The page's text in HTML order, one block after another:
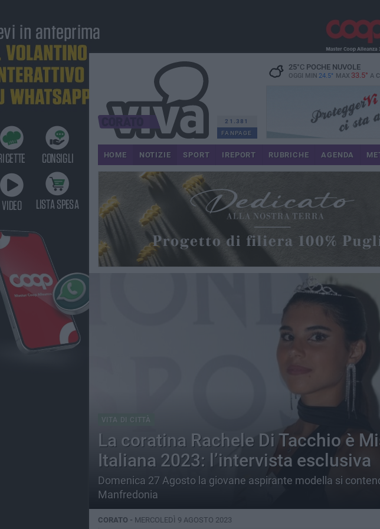
21.381
FANPAGE
25°CPOCHE NUVOLE
OGGI MIN 24.5° MAX 33.5° A
HOME NOTIZIE SPORT IREPORT RUBRICHE AGENDA
VITA DI CITTÀ
La coratina Rachele Di Tacchio è
Italiana 2023: l’intervista esclusiva
Domenica 27 Agosto la giovane aspirante modella si
Manfredonia
CORATO - MERCOLEDÌ 9 AGOSTO 2023